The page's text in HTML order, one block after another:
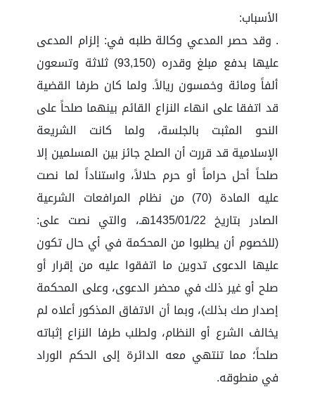
الأسباب:
. وقد حصر المدعي وكالة طلبه في: إلزام المدعى
عليها بدفع مبلغ وقدره (93,150) ثلاثة وتسعون
ألفاً ومائة وخمسون ريالاً. ولما كان طرفا القضية
قد اتفقا على انهاء النزاع القائم بينهما صلحاً على
النحو المثبت بالجلسة، ولما كانت الشريعة
الإسلامية قد قررت أن الصلح جائز بين المسلمين إلا
صلحاً أحل حراماً أو حرم حلالاً، واستناداً لما نصت
عليه المادة (70) من نظام المرافعات الشرعية
الصادر بتاريخ 1435/01/22هـ، والتي نصت على:
(للخصوم أن يطلبوا من المحكمة في أي حال تكون
عليها الدعوى تدوين ما اتفقوا عليه من إقرار أو
صلح أو غير ذلك في محضر الدعوى، وعلى المحكمة
إصدار صك بذلك)، وبما أن الاتفاق المذكور أعلاه لم
يخالف الشرع أو النظام، ولطلب طرفا النزاع إثباته
صلحاً؛ مما تنتهي معه الدائرة إلى الحكم الوراد
في منطوقه.